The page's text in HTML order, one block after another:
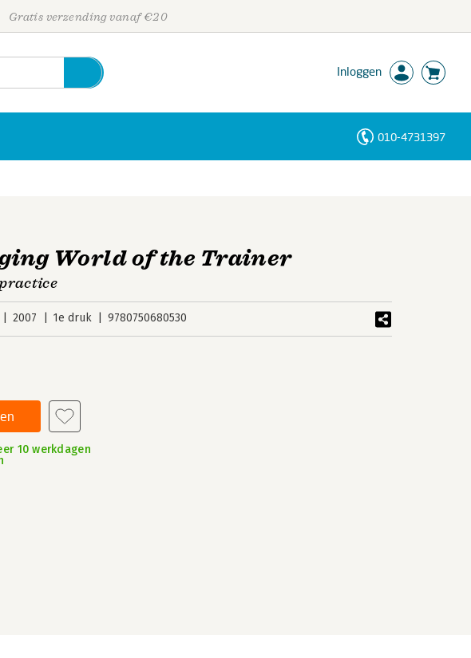
Gratis verzending vanaf €20
Inloggen
010-4731397
World of the Trainer
2007 1e druk 9780750680530
10 werkdagen
Personen